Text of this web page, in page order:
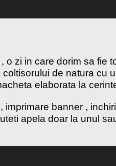
zi in care dorim sa fie
de natura cu
elaborata la
banner ,
apela doar la unul